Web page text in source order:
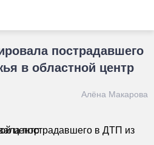
пострадавшего
в областной центр
Алёна Макарова